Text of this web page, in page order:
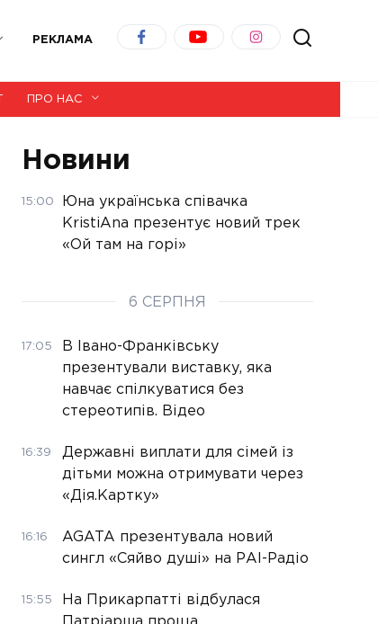
РЕКЛАМА
ПРО НАС
Новини
15:00
Юна українська співачка
KristiAna презентує новий трек
«Ой там на горі»
6 СЕРПНЯ
17:05
В Івано-Франківську
презентували виставку, яка
навчає спілкуватися без
стереотипів. Відео
16:39
Державні виплати для сімей із
дітьми можна отримувати через
«Дія.Картку»
16:16
AGATA презентувала новий
сингл «Сяйво душі» на РАІ-Радіо
15:55
На Прикарпатті відбулася